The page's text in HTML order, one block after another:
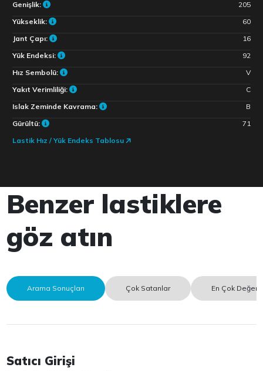
Genişlik:
205
Yükseklik:
60
Jant Çapı:
16
Yük Endeksi:
92
Hız Sembolü:
V
Yakıt Verimliliği:
C
Islak Zeminde Kavrama:
B
Gürültü:
71
Lastik Hız / Yük Endeks Tablosu
Benzer lastiklere
göz atın
Arama Sonuçları Çok Satanlar En Çok
Satıcı Girişi